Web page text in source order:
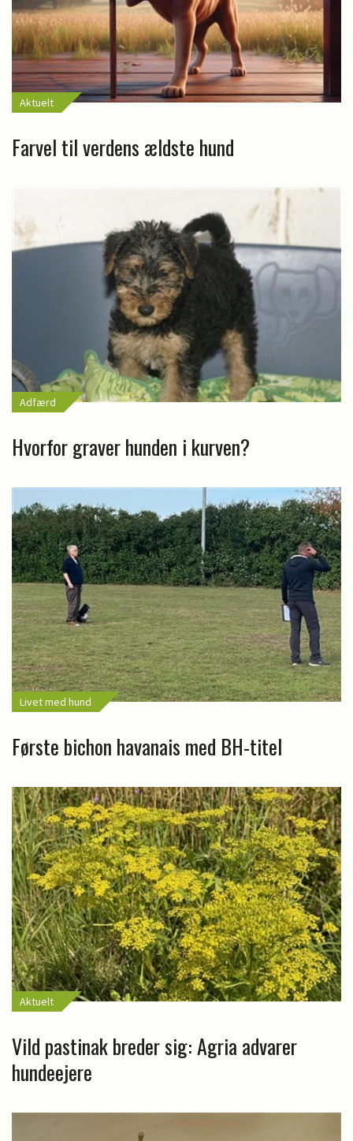
Aktuelt
Farvel til verdens ældste hund
Adfærd
Hvorfor graver hunden i kurven?
Livet med hund
Første bichon havanais med BH-titel
Aktuelt
Vild pastinak breder sig: Agria advarer
hundeejere